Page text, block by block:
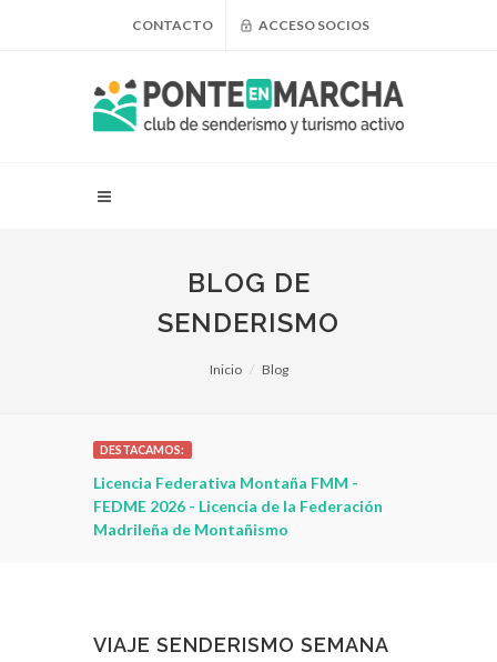
CONTACTO ACCESO SOCIOS
BLOG DE
SENDERISMO
Inicio Blog
DESTACAMOS:
Licencia Federativa Montaña FMM -
FEDME 2026 - Licencia de la Federación
Madrileña de Montañismo
VIAJE SENDERISMO SEMANA